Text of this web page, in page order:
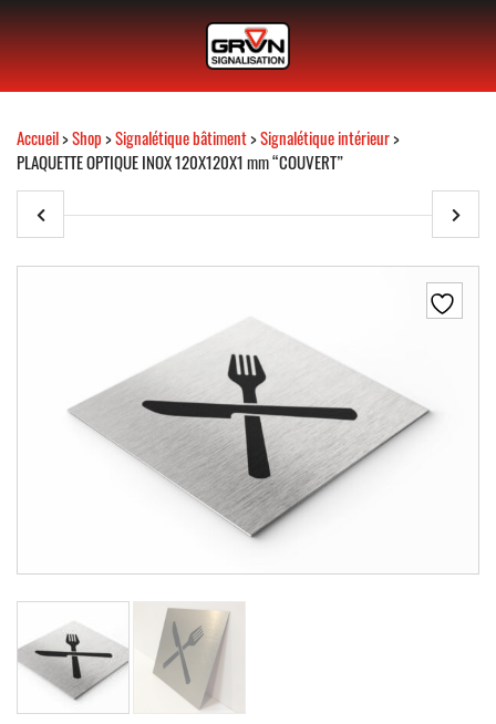
Accueil>Shop>Signalétique bâtiment>Signalétique intérieur>
PLAQUETTE OPTIQUE INOX 120X120X1 mm “COUVERT”